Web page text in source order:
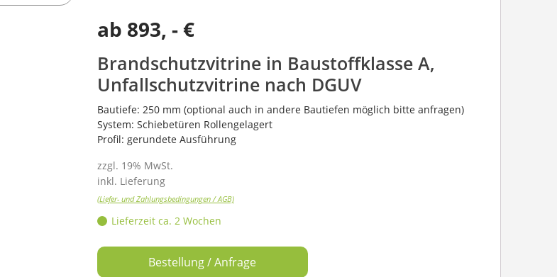
ab 893, - €
Brandschutzvitrine in Baustoffklasse A,
Unfallschutzvitrine nach DGUV
Bautiefe: 250 mm (optional auch in andere Bautiefen möglich bitte anfragen)
System: Schiebetüren Rollengelagert
Profil: gerundete Ausführung
zzgl. 19% MwSt.
inkl. Lieferung
(Liefer- und Zahlungsbedingungen / AGB)
Lieferzeit ca. 2 Wochen
Bestellung / Anfrage